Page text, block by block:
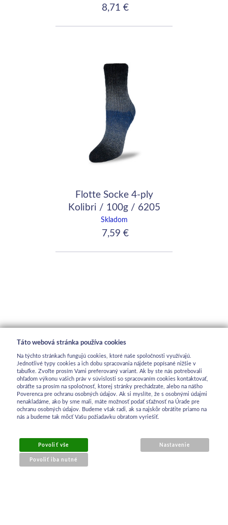
8,71 €
Flotte Socke 4-ply
Kolibri / 100g / 6205
Skladom
7,59 €
OBCHODNÉ INFORMÁCIE
Obchodné podmienky
Táto webová stránka používa cookies
Na týchto stránkach fungujú cookies, ktoré naše spoločnosti využívajú.
Jednotlivé typy cookies a ich dobu spracovania nájdete popísané nižšie v
tabuľke. Zvoľte prosím Vami preferovaný variant. Ak by ste nás potrebovali
ohľadom výkonu vašich práv v súvislosti so spracovaním cookies kontaktovať,
obráťte sa prosím na spoločnosť, ktorej stránky prechádzate, alebo na nášho
Poverenca pre ochranu osobných údajov. Ak si myslíte, že s osobnými údajmi
nenakladáme, ako by sme mali, máte možnosť podať sťažnosť na Úrade pre
ochranu osobných údajov. Budeme však radi, ak sa najskôr obrátite priamo na
nás a budeme tak môcť Vašu požiadavku obratom vyriešiť.
Povoliť vše
Povoliť iba nutné
Nastavenie